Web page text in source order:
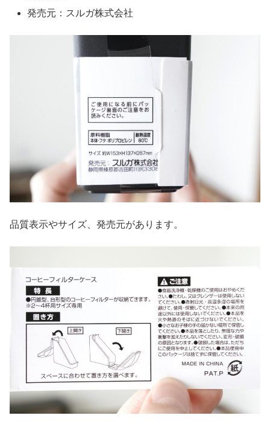
発売元：スルガ株式会社
品質表示やサイズ、発売元があります。